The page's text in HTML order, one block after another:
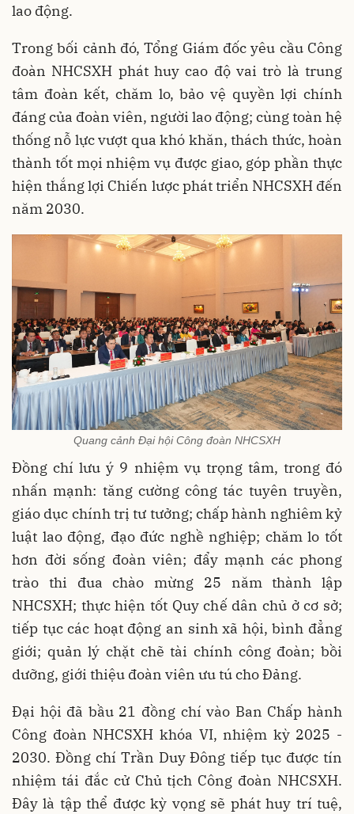
lao động.
Trong bối cảnh đó, Tổng Giám đốc yêu cầu Công
đoàn NHCSXH phát huy cao độ vai trò là trung
tâm đoàn kết, chăm lo, bảo vệ quyền lợi chính
đáng của đoàn viên, người lao động; cùng toàn hệ
thống nỗ lực vượt qua khó khăn, thách thức, hoàn
thành tốt mọi nhiệm vụ được giao, góp phần thực
hiện thắng lợi Chiến lược phát triển NHCSXH đến
năm 2030.
Quang cảnh Đại hội Công đoàn NHCSXH
Đồng chí lưu ý 9 nhiệm vụ trọng tâm, trong đó
nhấn mạnh: tăng cường công tác tuyên truyền,
giáo dục chính trị tư tưởng; chấp hành nghiêm kỷ
luật lao động, đạo đức nghề nghiệp; chăm lo tốt
hơn đời sống đoàn viên; đẩy mạnh các phong
trào thi đua chào mừng 25 năm thành lập
NHCSXH; thực hiện tốt Quy chế dân chủ ở cơ sở;
tiếp tục các hoạt động an sinh xã hội, bình đẳng
giới; quản lý chặt chẽ tài chính công đoàn; bồi
dưỡng, giới thiệu đoàn viên ưu tú cho Đảng.
Đại hội đã bầu 21 đồng chí vào Ban Chấp hành
Công đoàn NHCSXH khóa VI, nhiệm kỳ 2025 -
2030. Đồng chí Trần Duy Đông tiếp tục được tín
nhiệm tái đắc cử Chủ tịch Công đoàn NHCSXH.
Đây là tập thể được kỳ vọng sẽ phát huy trí tuệ,